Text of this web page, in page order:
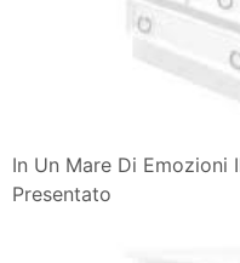
Un Mare Di Emozioni